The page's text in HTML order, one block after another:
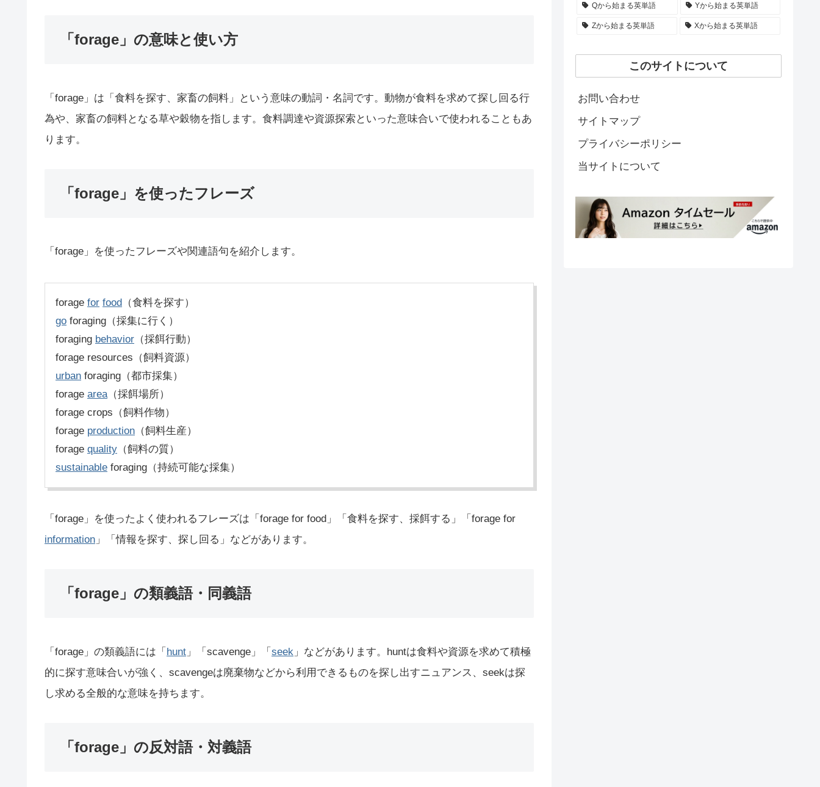
「forage」の意味と使い方
「forage」は「食料を探す、家畜の飼料」という意味の動詞・名詞です。動物が食料を求めて探し回る行
為や、家畜の飼料となる草や穀物を指します。食料調達や資源探索といった意味合いで使われることもあ
ります。
「forage」を使ったフレーズ
「forage」を使ったフレーズや関連語句を紹介します。
forage for food
（食料を探す）
go foraging（採集に行く）
foraging behavior （採餌行動）
forage resources（飼料資源）
urban foraging（都市採集）
forage area（採餌場所）
forage crops（飼料作物）
forage production （飼料生産）
forage quality （飼料の質）
sustainable foraging（持続可能な採集）
「forage」を使ったよく使われるフレーズは「forage for food」「食料を探す、採餌する」「forage for
information 」「情報を探す、探し回る」などがあります。
「forage」の類義語・同義語
「forage」の類義語には「 hunt 」「scavenge」「 seek 」などがあります。huntは食料や資源を求めて積極
的に探す意味合いが強く、scavengeは廃棄物などから利用できるものを探し出すニュアンス、seekは探
し求める全般的な意味を持ちます。
「forage」の反対語・対義語
Qから始まる英単語 Yから始まる英単語
Zから始まる英単語 Xから始まる英単語
このサイトについて
お問い合わせ
サイトマップ
プライバシーポリシー
当サイトについて